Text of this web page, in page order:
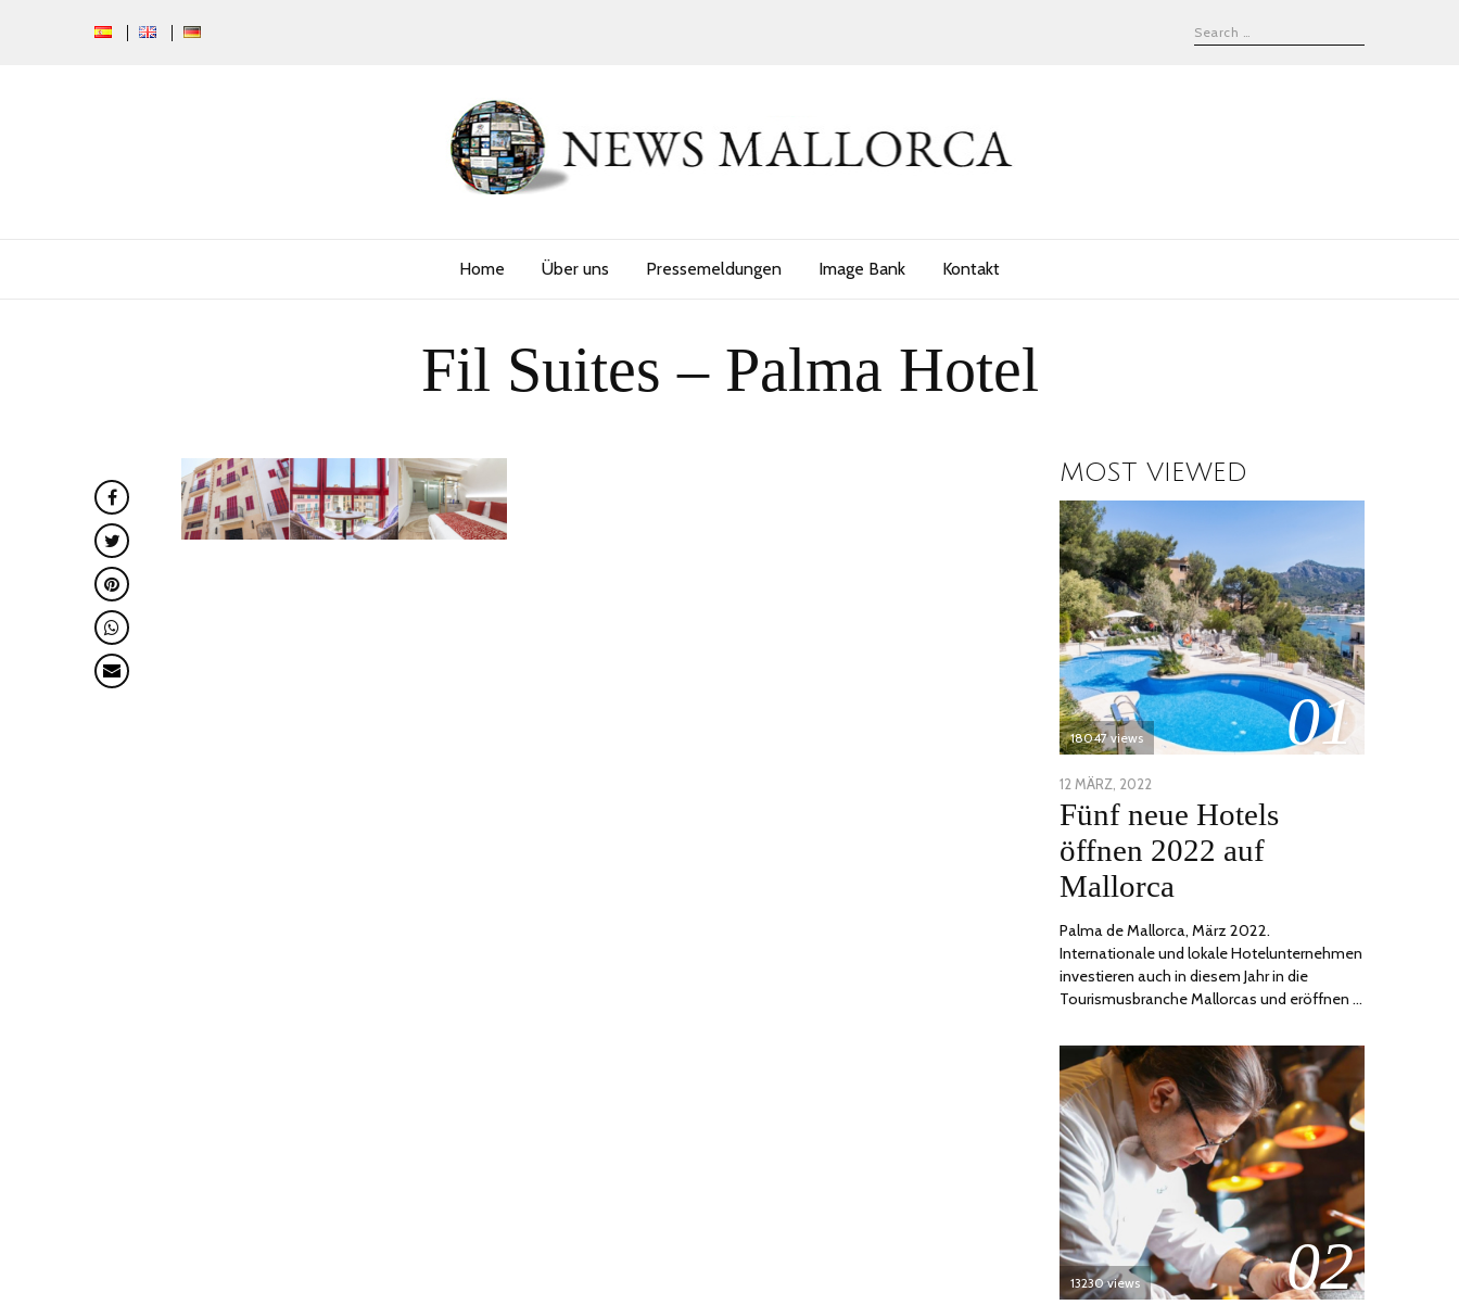
Home Über uns Pressemeldungen Image Bank Kontakt
Fil Suites – Palma Hotel
MOST VIEWED
01
18047 views
POSTED
ON
12 MÄRZ, 2022
DEZEMBER,
Fünf neue Hotels
öffnen 2022 auf
Mallorca
Palma de Mallorca, März 2022.
Internationale und lokale Hotelunternehmen
investieren auch in diesem Jahr in die
Tourismusbranche Mallorcas und eröffnen …
02
13230 views